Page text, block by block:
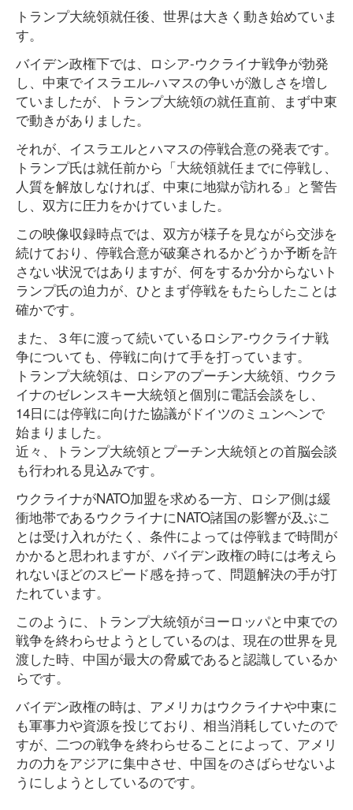
トランプ大統領就任後、世界は大きく動き始めていま
す。
バイデン政権下では、ロシア-ウクライナ戦争が勃発
し、中東でイスラエル-ハマスの争いが激しさを増し
ていましたが、トランプ大統領の就任直前、まず中東
で動きがありました。
それが、イスラエルとハマスの停戦合意の発表です。
トランプ氏は就任前から「大統領就任までに停戦し、
人質を解放しなければ、中東に地獄が訪れる」と警告
し、双方に圧力をかけていました。
この映像収録時点では、双方が様子を見ながら交渉を
続けており、停戦合意が破棄されるかどうか予断を許
さない状況ではありますが、何をするか分からないト
ランプ氏の迫力が、ひとまず停戦をもたらしたことは
確かです。
また、３年に渡って続いているロシア-ウクライナ戦
争についても、停戦に向けて手を打っています。
トランプ大統領は、ロシアのプーチン大統領、ウクラ
イナのゼレンスキー大統領と個別に電話会談をし、
14日には停戦に向けた協議がドイツのミュンヘンで
始まりました。
近々、トランプ大統領とプーチン大統領との首脳会談
も行われる見込みです。
ウクライナがNATO加盟を求める一方、ロシア側は緩
衝地帯であるウクライナにNATO諸国の影響が及ぶこ
とは受け入れがたく、条件によっては停戦まで時間が
かかると思われますが、バイデン政権の時には考えら
れないほどのスピード感を持って、問題解決の手が打
たれています。
このように、トランプ大統領がヨーロッパと中東での
戦争を終わらせようとしているのは、現在の世界を見
渡した時、中国が最大の脅威であると認識しているか
らです。
バイデン政権の時は、アメリカはウクライナや中東に
も軍事力や資源を投じており、相当消耗していたので
すが、二つの戦争を終わらせることによって、アメリ
カの力をアジアに集中させ、中国をのさばらせないよ
うにしようとしているのです。